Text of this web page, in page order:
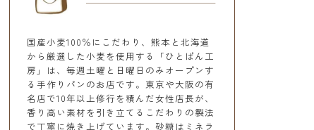
国産小麦100％にこだわり、熊本と北海道
から厳選した小麦を使用する「ひとぱん工
房」は、毎週土曜と日曜日のみオープンす
る手作りパンのお店です。東京や大阪の有
名店で10年以上修行を積んだ女性店長が、
香り高い素材を引き立てるこだわりの製法
で丁寧に焼き上げています。砂糖はミネラ